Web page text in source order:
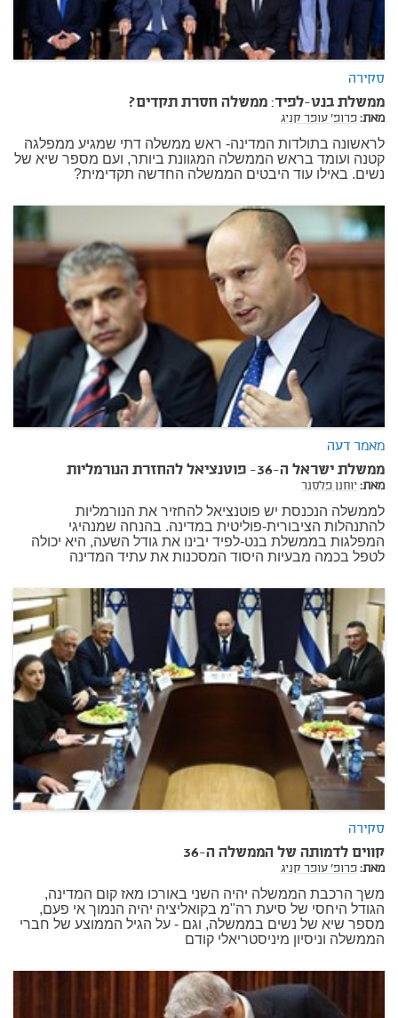
סקירה
ממשלת בנט-לפיד: ממשלה חסרת תקדים?
מאת:פרופ' עופר קניג
לראשונה בתולדות המדינה- ראש ממשלה דתי שמגיע ממפלגה
קטנה ועומד בראש הממשלה המגוונת ביותר, ועם מספר שיא של
נשים. באילו עוד היבטים הממשלה החדשה תקדימית?
מאמר דעה
ממשלת ישראל ה-36- פוטנציאל להחזרת הנורמליות
מאת:יוחנן פלסנר
לממשלה הנכנסת יש פוטנציאל להחזיר את הנורמליות
להתנהלות הציבורית-פוליטית במדינה. בהנחה שמנהיגי
המפלגות בממשלת בנט-לפיד יבינו את גודל השעה, היא יכולה
לטפל בכמה מבעיות היסוד המסכנות את עתיד המדינה
סקירה
קווים לדמותה של הממשלה ה-36
מאת:פרופ' עופר קניג
משך הרכבת הממשלה יהיה השני באורכו מאז קום המדינה,
הגודל היחסי של סיעת רה"מ בקואליציה יהיה הנמוך אי פעם,
מספר שיא של נשים בממשלה, וגם - על הגיל הממוצע של חברי
הממשלה וניסיון מיניסטריאלי קודם